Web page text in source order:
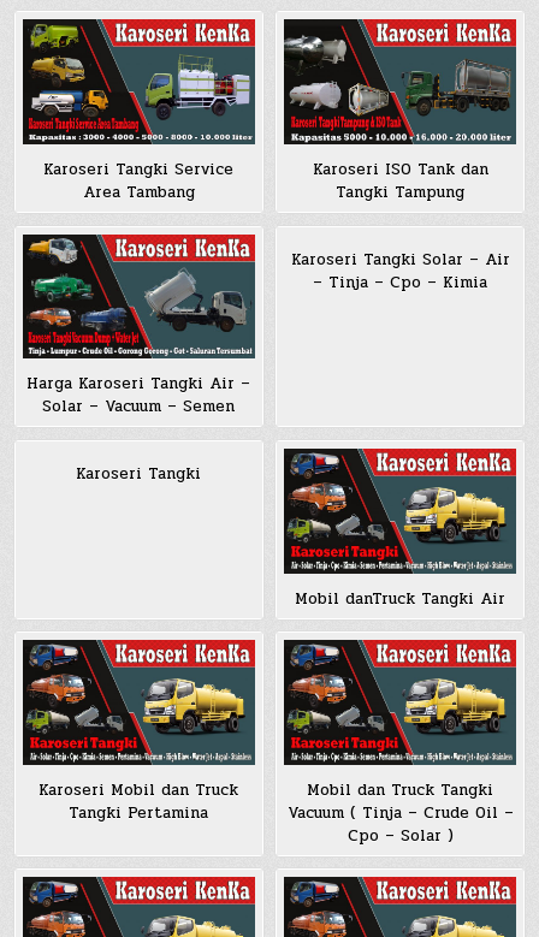
Karoseri Tangki Service
Area Tambang
Karoseri ISO Tank dan
Tangki Tampung
Harga Karoseri Tangki Air –
Solar – Vacuum – Semen
Karoseri Tangki Solar – Air
– Tinja – Cpo – Kimia
Karoseri Tangki
Mobil danTruck Tangki Air
Karoseri Mobil dan Truck
Tangki Pertamina
Mobil dan Truck Tangki
Vacuum ( Tinja – Crude Oil –
Cpo – Solar )